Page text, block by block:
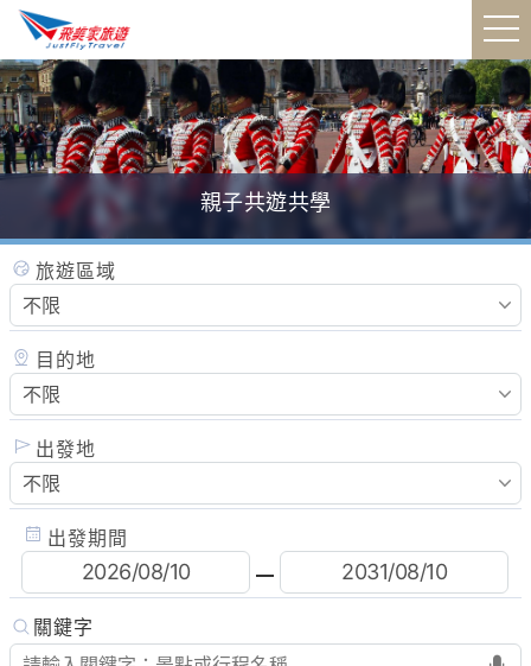
瑞士鐵道全覽
加東賞楓
黃石國家公園
迪士尼遊輪 親子共遊共學
旅遊區域
目的地
出發地
出發期間